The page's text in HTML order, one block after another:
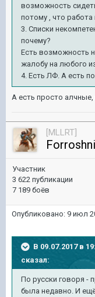
возможность
потому , что работа
3. Списки
почему?
Есть возможность
жалобу на любого
4. Есть ЛФ. А есть
А есть просто
[MLLRT]
Участник
3 622 публикации
7 189 боёв
Опубликовано: 9 июл
В 09.07.2017 в
сказал:
По русски говоря -
была недавно. И